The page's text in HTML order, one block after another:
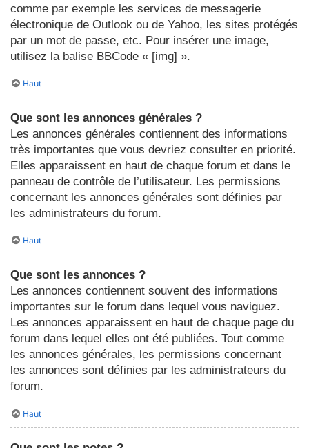
comme par exemple les services de messagerie
électronique de Outlook ou de Yahoo, les sites protégés
par un mot de passe, etc. Pour insérer une image,
utilisez la balise BBCode « [img] ».
Haut
Que sont les annonces générales ?
Les annonces générales contiennent des informations
très importantes que vous devriez consulter en priorité.
Elles apparaissent en haut de chaque forum et dans le
panneau de contrôle de l’utilisateur. Les permissions
concernant les annonces générales sont définies par
les administrateurs du forum.
Haut
Que sont les annonces ?
Les annonces contiennent souvent des informations
importantes sur le forum dans lequel vous naviguez.
Les annonces apparaissent en haut de chaque page du
forum dans lequel elles ont été publiées. Tout comme
les annonces générales, les permissions concernant
les annonces sont définies par les administrateurs du
forum.
Haut